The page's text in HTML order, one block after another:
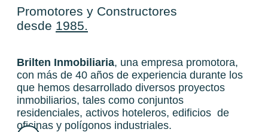
Promotores y Constructores
desde 1985.
Brilten Inmobiliaria, una empresa promotora,
con más de 40 años de experiencia durante los
que hemos desarrollado diversos proyectos
inmobiliarios, tales como conjuntos
residenciales, activos hoteleros, edificios de
oficinas y polígonos industriales.